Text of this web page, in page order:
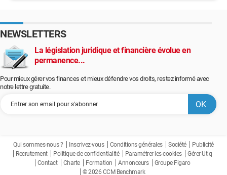
NEWSLETTERS
La législation juridique et financière évolue en
permanence...
Pour mieux gérer vos finances et mieux défendre vos droits, restez informé avec
notre lettre gratuite.
Qui sommes-nous ? Inscrivez-vous Conditions générales Société
Publicité
Recrutement
Politique de confidentialité Paramétrer les cookies
Gérer Utiq
Contact
Charte Formation Annonceurs
Groupe Figaro
© 2026 CCM Benchmark